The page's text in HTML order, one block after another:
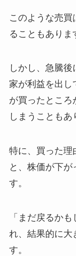
このような売買
ることもありま
しかし、急騰
家が利益を出し
が買ったところ
しまうこともあ
特に、買った理
と、株価が下が
す。
「まだ戻るか
れ、結果的に大
す。